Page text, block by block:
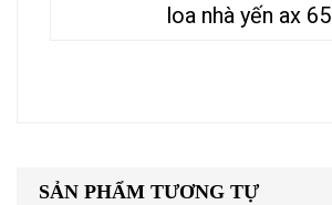
loa nhà yến ax 65
SẢN PHẨM TƯƠNG TỰ